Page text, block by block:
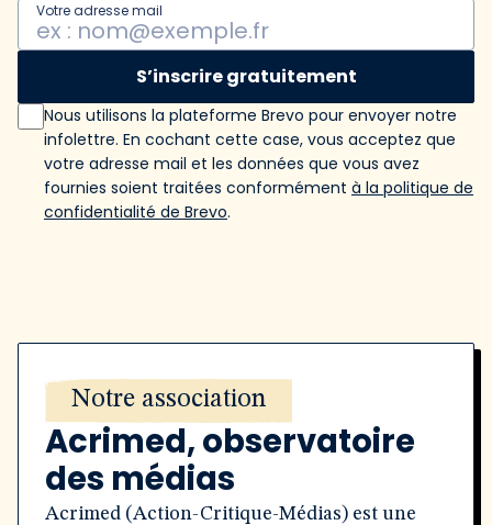
Votre adresse mail
S’inscrire gratuitement
Nous utilisons la plateforme Brevo pour envoyer notre
infolettre. En cochant cette case, vous acceptez que
votre adresse mail et les données que vous avez
fournies soient traitées conformément à la politique de
confidentialité de Brevo.
Notre association
Acrimed, observatoire
des médias
Acrimed (Action-Critique-Médias) est une